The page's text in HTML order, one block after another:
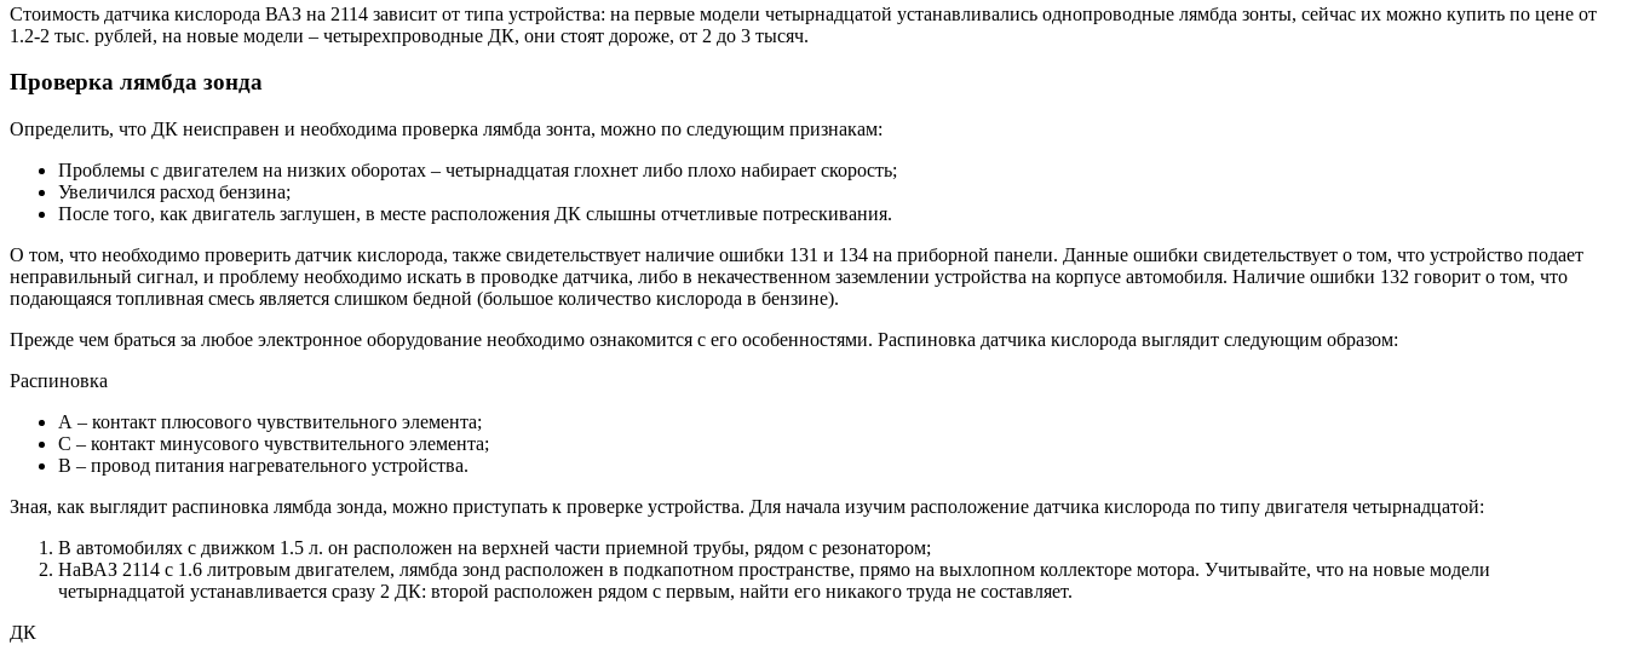
Стоимость датчика кислорода ВАЗ на 2114 зависит от типа устройства: на первые модели четырнадцатой устанавливались однопроводные лямбда зонты, сейчас их можно купить по цене от
1.2-2 тыс. рублей, на новые модели – четырехпроводные ДК, они стоят дороже, от 2 до 3 тысяч.
Проверка лямбда зонда
Определить, что ДК неисправен и необходима проверка лямбда зонта, можно по следующим признакам:
Проблемы с двигателем на низких оборотах – четырнадцатая глохнет либо плохо набирает скорость;
Увеличился расход бензина;
После того, как двигатель заглушен, в месте расположения ДК слышны отчетливые потрескивания.
О том, что необходимо проверить датчик кислорода, также свидетельствует наличие ошибки 131 и 134 на приборной панели. Данные ошибки свидетельствует о том, что устройство подает
неправильный сигнал, и проблему необходимо искать в проводке датчика, либо в некачественном заземлении устройства на корпусе автомобиля. Наличие ошибки 132 говорит о том, что
подающаяся топливная смесь является слишком бедной (большое количество кислорода в бензине).
Прежде чем браться за любое электронное оборудование необходимо ознакомится с его особенностями. Распиновка датчика кислорода выглядит следующим образом:
Распиновка
А – контакт плюсового чувствительного элемента;
С – контакт минусового чувствительного элемента;
В – провод питания нагревательного устройства.
Зная, как выглядит распиновка лямбда зонда, можно приступать к проверке устройства. Для начала изучим расположение датчика кислорода по типу двигателя четырнадцатой:
В автомобилях с движком 1.5 л. он расположен на верхней части приемной трубы, рядом с резонатором;
НаВАЗ 2114 с 1.6 литровым двигателем, лямбда зонд расположен в подкапотном пространстве, прямо на выхлопном коллекторе мотора. Учитывайте, что на новые модели
четырнадцатой устанавливается сразу 2 ДК: второй расположен рядом с первым, найти его никакого труда не составляет.
ДК